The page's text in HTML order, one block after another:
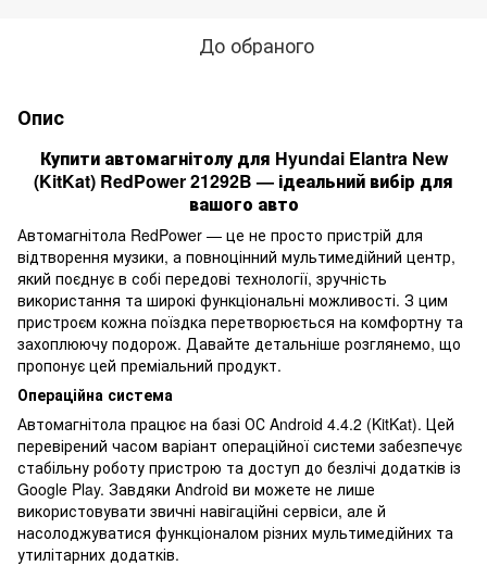
До обраного
Опис
Купити автомагнітолу для Hyundai Elantra New
(KitKat) RedPower 21292B — ідеальний вибір для
вашого авто
Автомагнітола RedPower — це не просто пристрій для
відтворення музики, а повноцінний мультимедійний центр,
який поєднує в собі передові технології, зручність
використання та широкі функціональні можливості. З цим
пристроєм кожна поїздка перетворюється на комфортну та
захоплюючу подорож. Давайте детальніше розглянемо, що
пропонує цей преміальний продукт.
Операційна система
Автомагнітола працює на базі ОС Android 4.4.2 (KitKat). Цей
перевірений часом варіант операційної системи забезпечує
стабільну роботу пристрою та доступ до безлічі додатків із
Google Play. Завдяки Android ви можете не лише
використовувати звичні навігаційні сервіси, але й
насолоджуватися функціоналом різних мультимедійних та
утилітарних додатків.